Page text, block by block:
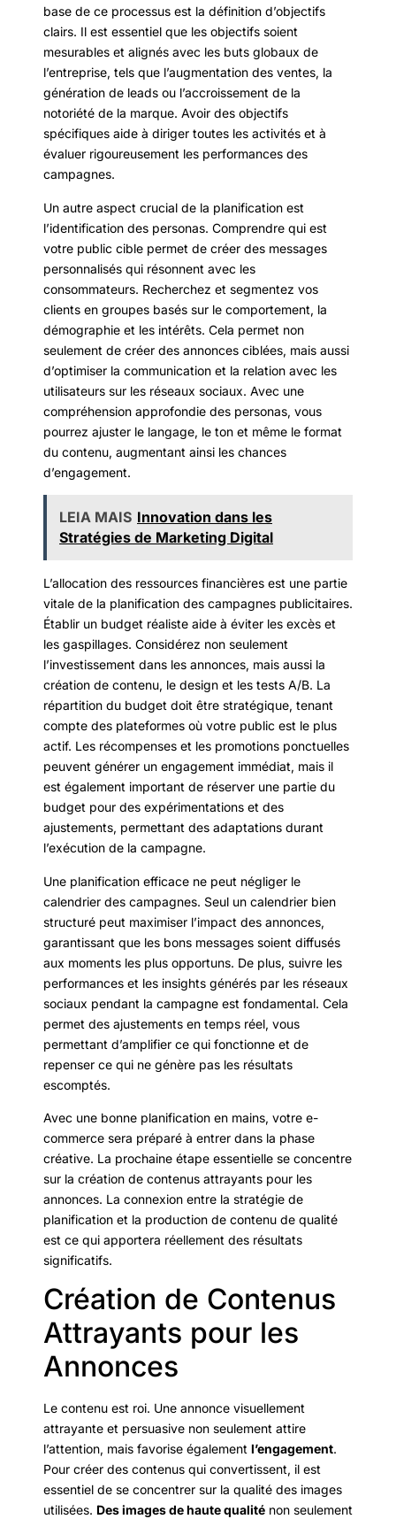
base de ce processus est la définition d’objectifs
clairs. Il est essentiel que les objectifs soient
mesurables et alignés avec les buts globaux de
l’entreprise, tels que l’augmentation des ventes, la
génération de leads ou l’accroissement de la
notoriété de la marque. Avoir des objectifs
spécifiques aide à diriger toutes les activités et à
évaluer rigoureusement les performances des
campagnes.
Un autre aspect crucial de la planification est
l’identification des personas. Comprendre qui est
votre public cible permet de créer des messages
personnalisés qui résonnent avec les
consommateurs. Recherchez et segmentez vos
clients en groupes basés sur le comportement, la
démographie et les intérêts. Cela permet non
seulement de créer des annonces ciblées, mais aussi
d’optimiser la communication et la relation avec les
utilisateurs sur les réseaux sociaux. Avec une
compréhension approfondie des personas, vous
pourrez ajuster le langage, le ton et même le format
du contenu, augmentant ainsi les chances
d’engagement.
LEIA MAIS Innovation dans les
Stratégies de Marketing Digital
L’allocation des ressources financières est une partie
vitale de la planification des campagnes publicitaires.
Établir un budget réaliste aide à éviter les excès et
les gaspillages. Considérez non seulement
l’investissement dans les annonces, mais aussi la
création de contenu, le design et les tests A/B. La
répartition du budget doit être stratégique, tenant
compte des plateformes où votre public est le plus
actif. Les récompenses et les promotions ponctuelles
peuvent générer un engagement immédiat, mais il
est également important de réserver une partie du
budget pour des expérimentations et des
ajustements, permettant des adaptations durant
l’exécution de la campagne.
Une planification efficace ne peut négliger le
calendrier des campagnes. Seul un calendrier bien
structuré peut maximiser l’impact des annonces,
garantissant que les bons messages soient diffusés
aux moments les plus opportuns. De plus, suivre les
performances et les insights générés par les réseaux
sociaux pendant la campagne est fondamental. Cela
permet des ajustements en temps réel, vous
permettant d’amplifier ce qui fonctionne et de
repenser ce qui ne génère pas les résultats
escomptés.
Avec une bonne planification en mains, votre e-
commerce sera préparé à entrer dans la phase
créative. La prochaine étape essentielle se concentre
sur la création de contenus attrayants pour les
annonces. La connexion entre la stratégie de
planification et la production de contenu de qualité
est ce qui apportera réellement des résultats
significatifs.
Création de Contenus
Attrayants pour les
Annonces
Le contenu est roi. Une annonce visuellement
attrayante et persuasive non seulement attire
l’attention, mais favorise également l’engagement.
Pour créer des contenus qui convertissent, il est
essentiel de se concentrer sur la qualité des images
utilisées. Des images de haute qualité non seulement